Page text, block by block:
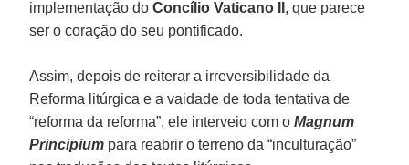
implementação doConcílio Vaticano II , que parece
ser o coração do seu pontificado.
Assim, depois de reiterar a irreversibilidade da
Reforma litúrgica e a vaidade de toda tentativa de
“reforma da reforma”, ele interveio com oMagnum
Principium para reabrir o terreno da “inculturação”